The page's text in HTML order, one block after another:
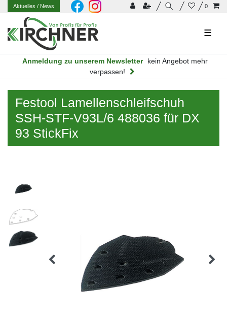
0
Aktuelles/ News
☰
Anmeldung zu unserem Newsletter
kein Angebot mehr
verpassen!
Festool Lamellenschleifschuh
SSH-STF-V93L/6 488036 für DX
93 StickFix